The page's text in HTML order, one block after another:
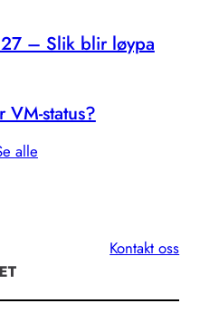
– Slik blir løypa
VM-status?
alle
Kontakt oss